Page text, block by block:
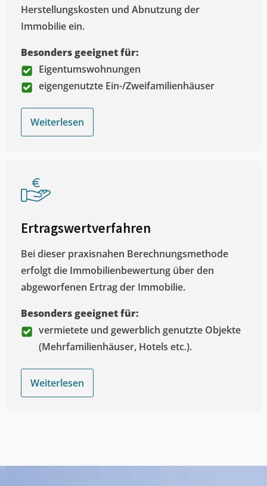
Herstellungskosten und Abnutzung der
Immobilie ein.
Besonders geeignet für:
Eigentumswohnungen
eigengenutzte Ein-/Zweifamilienhäuser
Weiterlesen
Ertragswertverfahren
Bei dieser praxisnahen Berechnungsmethode
erfolgt die Immobilienbewertung über den
abgeworfenen Ertrag der Immobilie.
Besonders geeignet für:
vermietete und gewerblich genutzte Objekte
(Mehrfamilienhäuser, Hotels etc.).
Weiterlesen